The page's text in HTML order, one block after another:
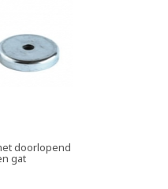
doorlopend
gat